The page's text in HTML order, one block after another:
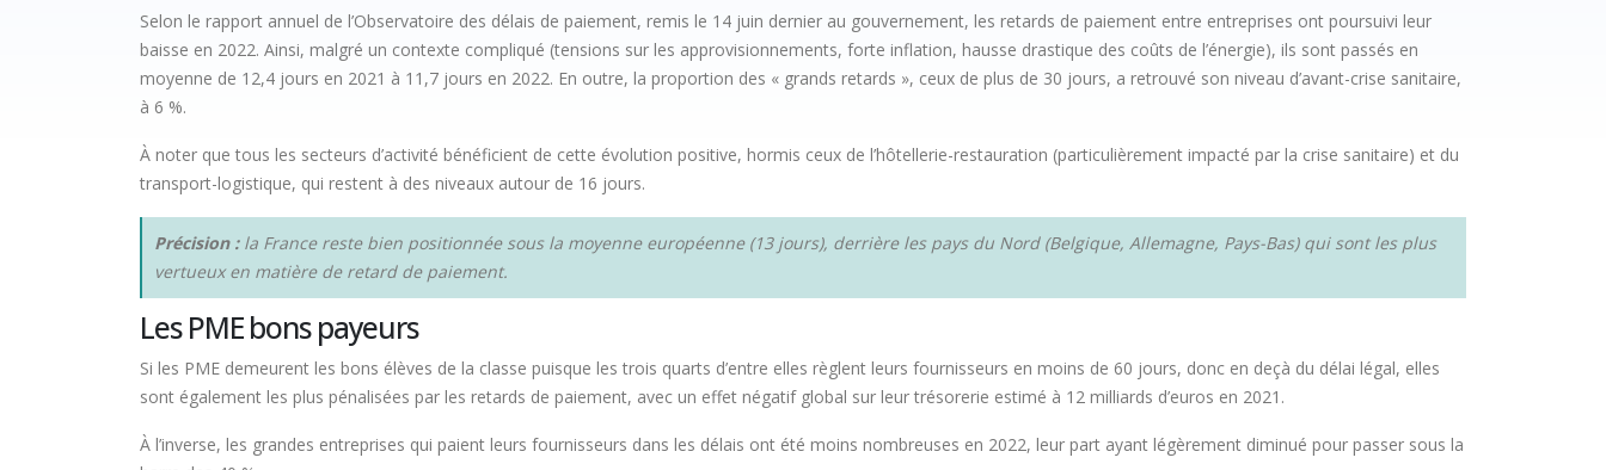
Selon le rapport annuel de l’Observatoire des délais de paiement, remis le 14 juin dernier au gouvernement, les retards de paiement entre entreprises ont poursuivi leur
baisse en 2022. Ainsi, malgré un contexte compliqué (tensions sur les approvisionnements, forte inflation, hausse drastique des coûts de l’énergie), ils sont passés en
moyenne de 12,4 jours en 2021 à 11,7 jours en 2022. En outre, la proportion des « grands retards », ceux de plus de 30 jours, a retrouvé son niveau d’avant-crise sanitaire,
à 6 %.
À noter que tous les secteurs d’activité bénéficient de cette évolution positive, hormis ceux de l’hôtellerie-restauration (particulièrement impacté par la crise sanitaire) et du
transport-logistique, qui restent à des niveaux autour de 16 jours.
Précision :la France reste bien positionnée sous la moyenne européenne (13 jours), derrière les pays du Nord (Belgique, Allemagne, Pays-Bas) qui sont les plus
vertueux en matière de retard de paiement.
Les PME bons payeurs
Si les PME demeurent les bons élèves de la classe puisque les trois quarts d’entre elles règlent leurs fournisseurs en moins de 60 jours, donc en deçà du délai légal, elles
sont également les plus pénalisées par les retards de paiement, avec un effet négatif global sur leur trésorerie estimé à 12 milliards d’euros en 2021.
À l’inverse, les grandes entreprises qui paient leurs fournisseurs dans les délais ont été moins nombreuses en 2022, leur part ayant légèrement diminué pour passer sous la